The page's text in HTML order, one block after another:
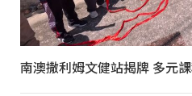
南澳撒利姆文健站揭牌 多元